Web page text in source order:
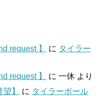
request 】 に タイラー
request 】
に 一休 より
】
に タイラーボール